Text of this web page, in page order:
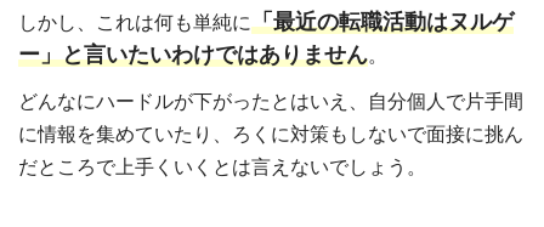
しかし、これは何も単純に「最近の転職活動はヌルゲ
ー」と言いたいわけではありません。
どんなにハードルが下がったとはいえ、自分個人で片手間
に情報を集めていたり、ろくに対策もしないで面接に挑ん
だところで上手くいくとは言えないでしょう。